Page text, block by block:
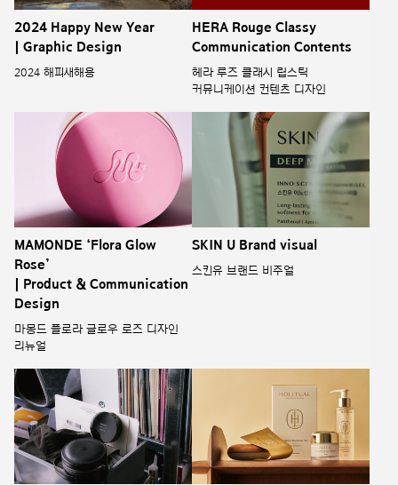
2024 Happy New Year
| Graphic Design
2024 해피새해용
HERA Rouge Classy
Communication Contents
헤라 루즈 클래시 립스틱
커뮤니케이션 컨텐츠 디자인
MAMONDE ‘Flora Glow
Rose’
| Product & Communication
Design
마몽드 플로라 글로우 로즈 디자인
리뉴얼
SKIN U Brand visual
스킨유 브랜드 비주얼